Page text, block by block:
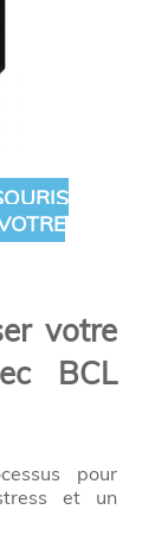
votre
BCL
pour
et un